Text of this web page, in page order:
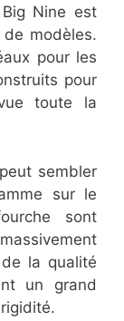
Nine est
modèles.
pour les
pour
toute la
sembler
sur le
sont
la qualité
un grand